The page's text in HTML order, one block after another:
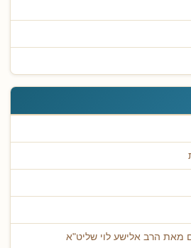
מאת הרב אלישע לוי שליט"א